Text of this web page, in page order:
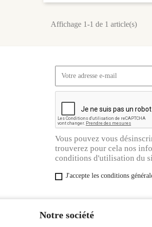
Affichage 1-1 de 1 article(s)
Vous pouvez vous
trouverez pour cela nos
conditions d'utilisation du
J'accepte les conditions
Notre société